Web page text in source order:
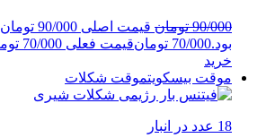
90/000 تومان
قیمت اصلی 90/000 تومان
بود.70/000 تومانقیمت فعلی 70/000 تومان است.
خرید
موقت بیسکویتموقت شکلات
18 عدد در انبار